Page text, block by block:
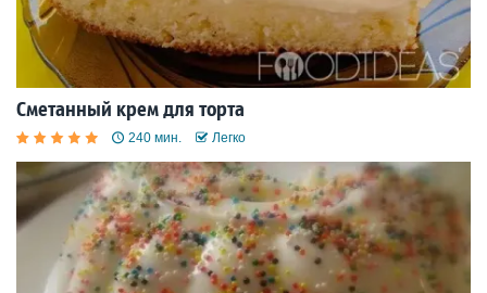
Сметанный крем для торта
240 мин. Легко